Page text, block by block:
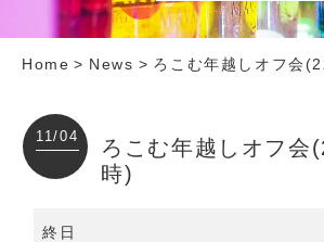
Home > News > ろこむ年越しオフ会
11/04
ろこむ年越しオフ会
時)
ろ
終日